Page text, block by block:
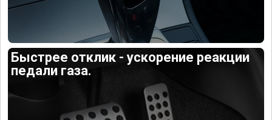
Быстрее отклик - ускорение реакции
педали газа.